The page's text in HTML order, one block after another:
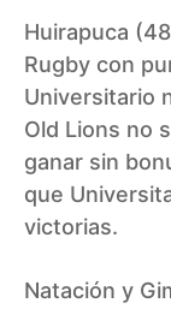
Huirapuca
Rugby con
Universitario
Old Lions no
ganar sin
que
victorias.
Natación y